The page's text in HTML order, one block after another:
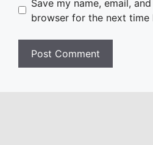
Save my name, email,
browser for the next time